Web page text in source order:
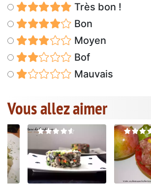
Très bon !
Bon
Moyen
Bof
Mauvais
Vous allez aimer